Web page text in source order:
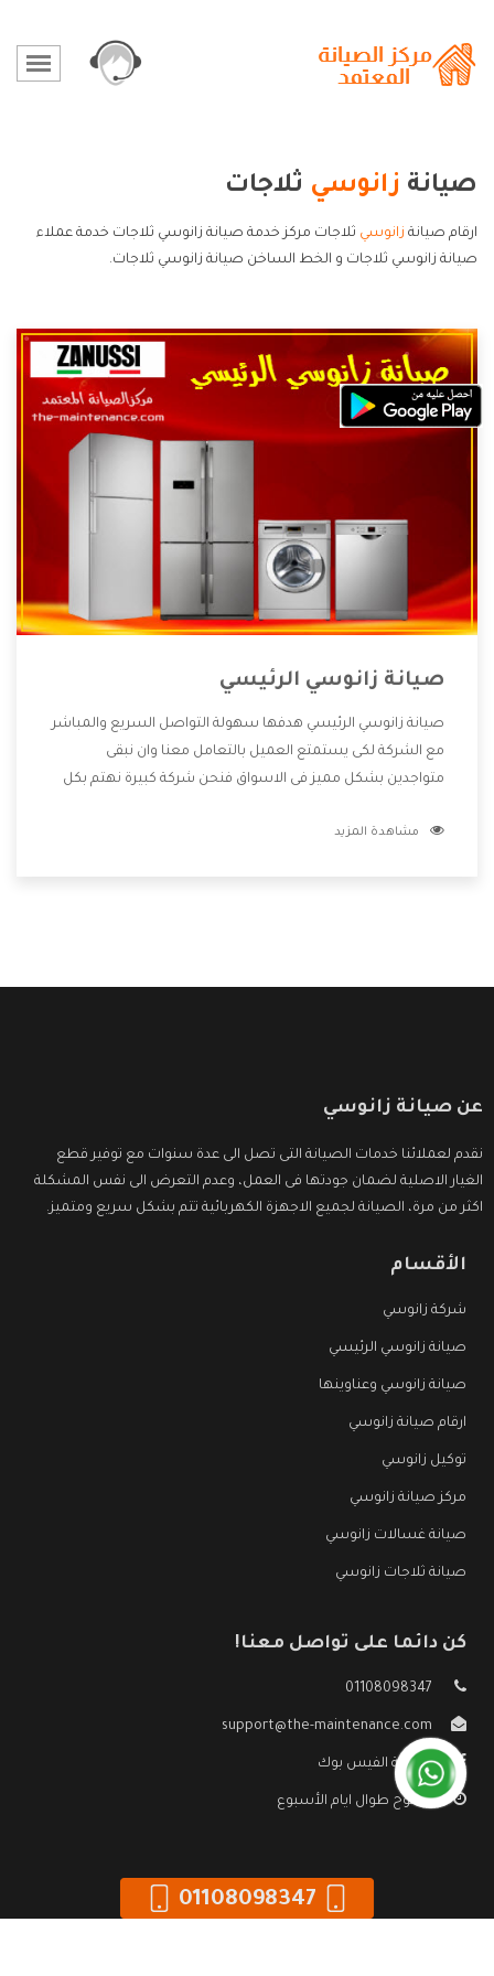
صيانة زانوسي ثلاجات
ارقام صيانة زانوسي ثلاجات مركز خدمة صيانة زانوسي ثلاجات خدمة عملاء
صيانة زانوسي ثلاجات و الخط الساخن صيانة زانوسي ثلاجات.
صيانة زانوسي الرئيسي
صيانة زانوسي الرئيسي هدفها سهولة التواصل السريع والمباشر
مع الشركة لكى يستمتع العميل بالتعامل معنا وان نبقى
متواجدين بشكل مميز فى الاسواق فنحن شركة كبيرة نهتم بكل
الشركة بها والتى تكون منها خدمة الصيانة التى تكون من أهم
مشاهدة المزيد
عن صيانة زانوسي
نقدم لعملائنا خدمات الصيانة التى تصل الى عدة سنوات مع توفير قطع
الغيار الاصلية لضمان جودتها فى العمل، وعدم التعرض الى نفس المشكلة
اكثر من مرة، الصيانة لجميع الاجهزة الكهربائية تتم بشكل سريع ومتميز.
الأقسام
شركة زانوسي
صيانة زانوسي الرئيسي
صيانة زانوسي وعناوينها
ارقام صيانة زانوسي
توكيل زانوسي
مركز صيانة زانوسي
صيانة غسالات زانوسي
صيانة ثلاجات زانوسي
كن دائما على تواصل معنا!
01108098347
support@the-maintenance.com
صفحة الفيس بوك
مفتوح طوال ايام الأسبوع
01108098347